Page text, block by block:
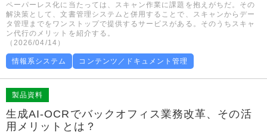
ペーパーレス化に当たっては、スキャン作業に課題を抱えがちだ。その
解決策として、文書管理システムと併用することで、スキャンからデー
タ管理までをワンストップで提供するサービスがある。そのうちスキャ
ン代行のメリットを紹介する。
（2026/04/14）
情報系システム コンテンツ／ドキュメント管理
製品資料
生成AI-OCRでバックオフィス業務改革、その活
用メリットとは？